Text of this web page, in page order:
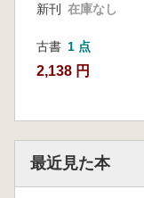
新刊 在庫なし
古書 1 点
2,138 円
最近見た本